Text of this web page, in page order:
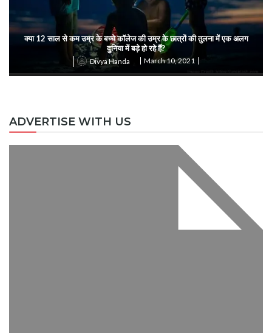
क्या 12 साल से कम उम्र के बच्चे कॉलेज की उम्र के छात्रों की तुलना में एक अलग
दुनिया में बड़े हो रहे हैं?
Divya Handa March 10, 2021
ADVERTISE WITH US